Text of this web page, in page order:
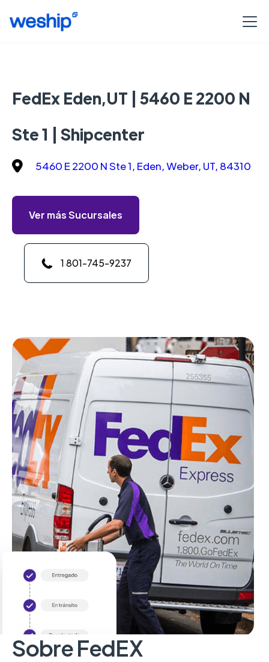
FedEx Eden,UT | 5460 E 2200 N
Ste 1 | Shipcenter
5460 E 2200 N Ste 1, Eden, Weber, UT, 84310
Ver más Sucursales
1 801-745-9237
Sobre FedEX